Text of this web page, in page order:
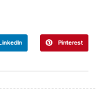
Pinterest